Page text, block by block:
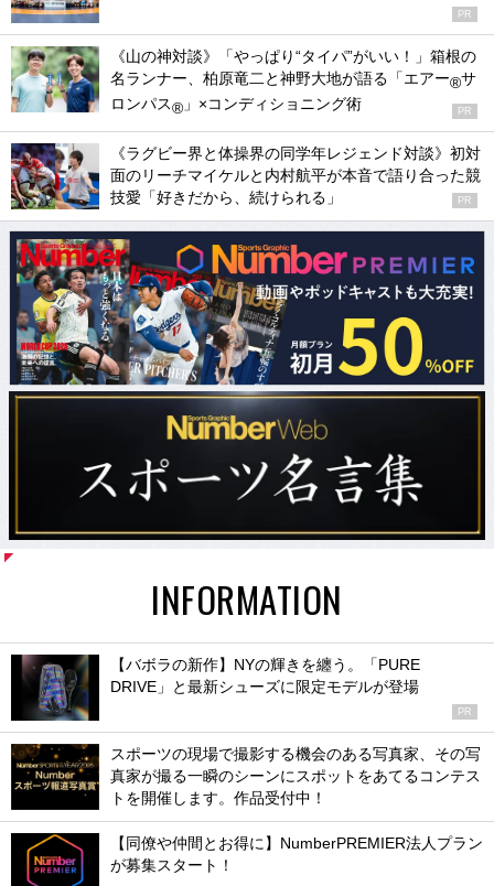
PR
《山の神対談》「やっぱり“タイパ”がいい！」箱根の
名ランナー、柏原竜二と神野大地が語る「エアー®サ
ロンパス® 」×コンディショニング術 PR
《ラグビー界と体操界の同学年レジェンド対談》初対
面のリーチマイケルと内村航平が本音で語り合った競
技愛「好きだから、続けられる」
PR
INFORMATION
【バボラの新作】NYの輝きを纏う。「PURE
DRIVE」と最新シューズに限定モデルが登場
PR
スポーツの現場で撮影する機会のある写真家、その写
真家が撮る一瞬のシーンにスポットをあてるコンテス
トを開催します。作品受付中！
【同僚や仲間とお得に】NumberPREMIER法人プラン
が募集スタート！